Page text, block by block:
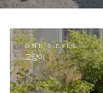
ONE'S EYES
고양이